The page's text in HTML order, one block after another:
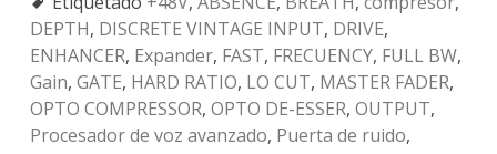
DEPTH, DISCRETE VINTAGE INPUT, DRIVE,
ENHANCER, Expander, FAST, FRECUENCY, FULL BW,
Gain, GATE, HARD RATIO, LO CUT, MASTER FADER,
OPTO COMPRESSOR, OPTO DE-ESSER, OUTPUT,
Procesador de voz avanzado, Puerta de ruido,